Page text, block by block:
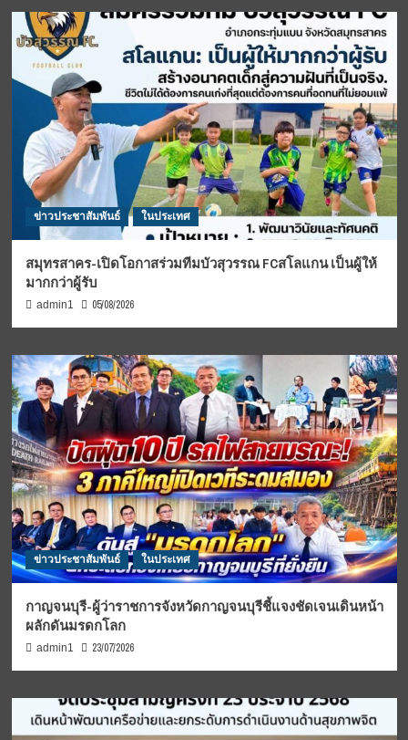
ข่าวประชาสัมพันธ์ ในประเทศ
สมุทรสาคร-เปิดโอกาสร่วมทีมบัวสุวรรณ FCสโลแกน เป็นผู้ให้
มากกว่าผู้รับ
admin1 05/08/2026
ข่าวประชาสัมพันธ์ ในประเทศ
กาญจนบุรี-ผู้ว่าราชการจังหวัดกาญจนบุรีชี้แจงชัดเจนเดินหน้า
ผลักดันมรดกโลก
admin1 23/07/2026